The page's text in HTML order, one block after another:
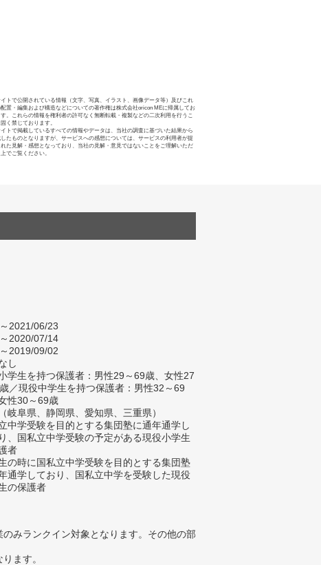
イトで公開されている情報（文字、写真、イラスト、画像データ等）及びこれ
配置・編集および構造などについての著作権は株式会社oricon MEに帰属してお
す。これらの情報を権利者の許可なく無断転載・複製などの二次利用を行うこ
く禁じております。
イトで掲載しているすべての情報やデータは、当社の調査に基づいた結果から
たものとなりますが、サービスへの感想については、サービスの利用者が提
た見解・感想となっており、当社の見解・意見ではないことをご理解いただ
でご覧ください。
2021/06/23
2020/07/14
2019/09/02
し
学生を持つ保護者：男性29～69歳、女性27
／現役中学生を持つ保護者：男性32～69
性30～69歳
岐阜県、静岡県、愛知県、三重県）
中学受験を目的とする集団塾に通年通学し
、国私立中学受験の予定がある現役小学生
者
の時に国私立中学受験を目的とする集団塾
通学しており、国私立中学を受験した現役
の保護者
みランクイン対象となります。その他の部
ます。